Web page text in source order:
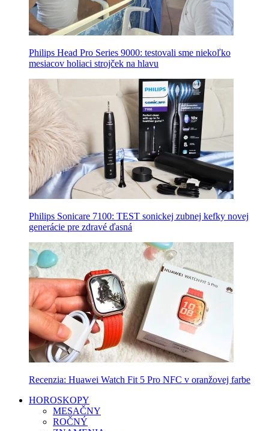
Philips Head Pro Series 9000: testovali sme niekoľko
mesiacov holiaci strojček na hlavu
Philips Sonicare 7100: TEST sonickej zubnej kefky novej
generácie pre zdravé ďasná
Recenzia: Huawei Watch Fit 5 Pro NFC v oranžovej farbe
HOROSKOPY
MESAČNY
ROČNÝ